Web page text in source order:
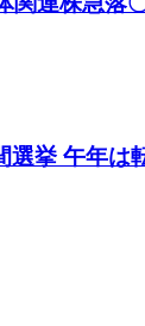
選挙 午年は